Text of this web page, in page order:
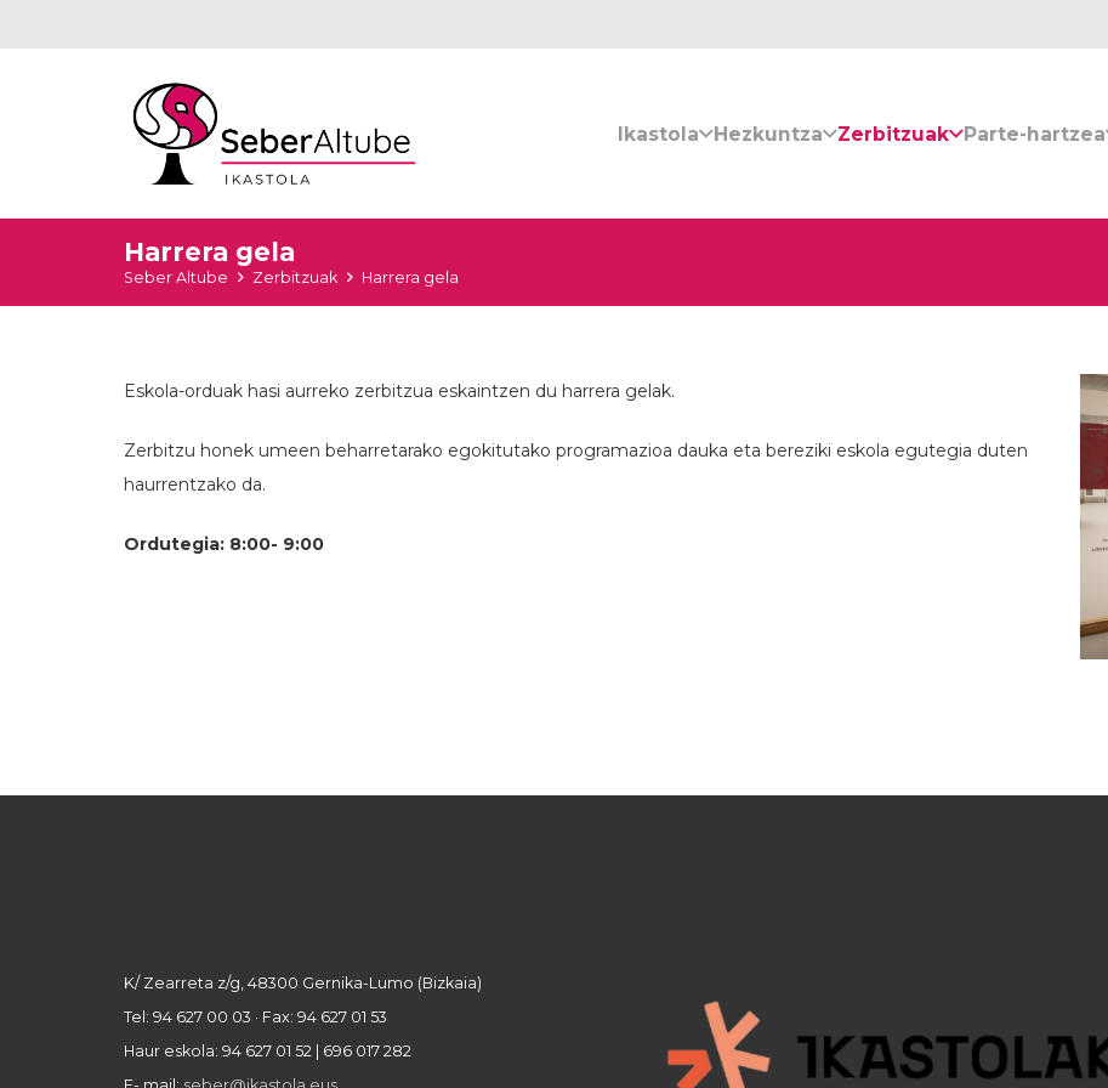
Ikastola Hezkuntza Zerbitzuak Parte-hartzea
Harrera gela
Seber Altube Zerbitzuak Harrera gela
Eskola-orduak hasi aurreko zerbitzua eskaintzen du harrera gelak.
Zerbitzu honek umeen beharretarako egokitutako programazioa dauka eta bereziki eskola egutegia duten
haurrentzako da.
Ordutegia: 8:00- 9:00
K/ Zearreta z/g, 48300 Gernika-Lumo (Bizkaia)
Tel: 94 627 00 03 · Fax: 94 627 01 53
Haur eskola: 94 627 01 52 | 696 017 282